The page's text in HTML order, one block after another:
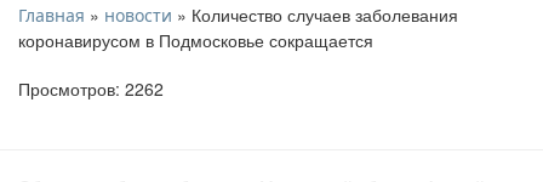
Главная » новости » Количество случаев заболевания
коронавирусом в Подмосковье сокращается
Просмотров: 2262